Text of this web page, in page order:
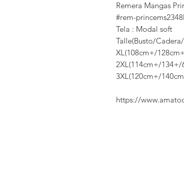
Remera Mangas
#rem-
Tela : Modal soft
Talle(Busto/
XL(108cm+/
2XL(114cm+/134+/
3XL(120cm+/
https://